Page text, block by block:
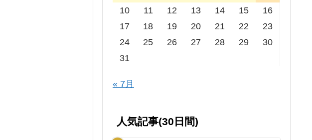
10
11 12 13 14 15
16
17
18 19 20 21 22
23
24
25 26 27 28 29
30
31
« 7月
人気記事(30日間)